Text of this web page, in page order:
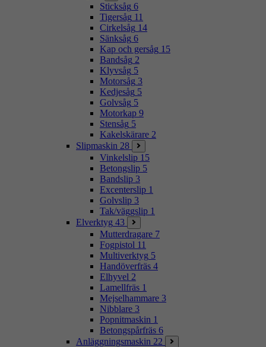
Sticksåg 6
Tigersåg 11
Cirkelsåg 14
Sänksåg 6
Kap och gersåg 15
Bandsåg 2
Klyvsåg 5
Motorsåg 3
Kedjesåg 5
Golvsåg 5
Motorkap 9
Stensåg 5
Kakelskärare 2
Slipmaskin 28
Vinkelslip 15
Betongslip 5
Bandslip 3
Excenterslip 1
Golvslip 3
Tak/väggslip 1
Elverktyg 43
Mutterdragare 7
Fogpistol 11
Multiverktyg 5
Handöverfräs 4
Elhyvel 2
Lamellfräs 1
Mejselhammare 3
Nibblare 3
Popnitmaskin 1
Betongspårfräs 6
Anläggningsmaskin 22